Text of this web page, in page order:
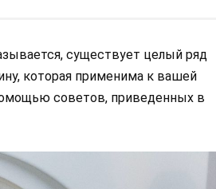
существует целый ряд
которая применима к вашей
советов, приведенных в